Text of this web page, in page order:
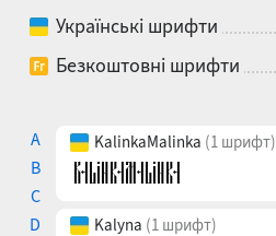
Українські шрифти
Безкоштовні шрифти
A
B
C
D
KalinkaMalinka (1 шрифт)
Kalyna (1 шрифт)